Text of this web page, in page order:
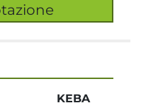
KEBA